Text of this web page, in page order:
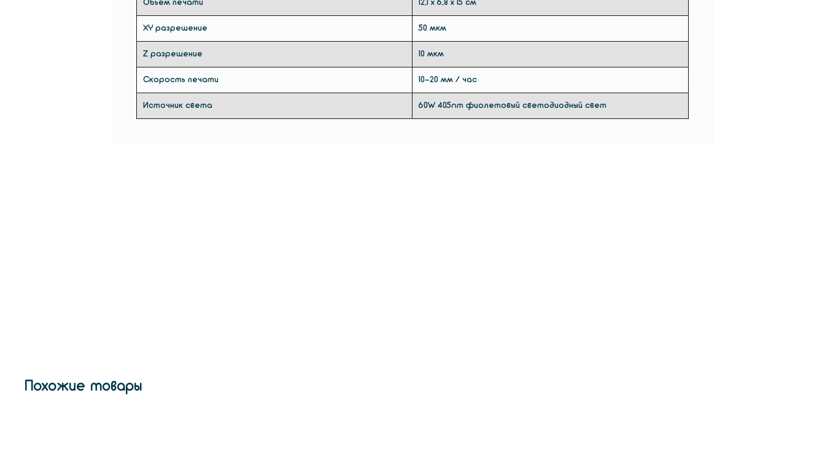
Обьем печати 12,1 х 6,8 х 15 см
XY разрешение 50 мкм
Z разрешение 10 мкм
Скорость печати 10-20 мм / час
Источник света 60W 405nm фиолетовый светодиодный свет
Похожие товары